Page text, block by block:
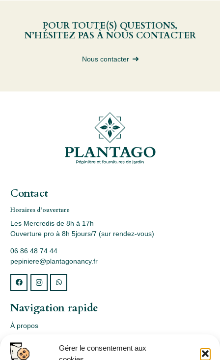
Gérer le consentement aux
POUR TOUTE(S) QUESTIONS,
N’HÉSITEZ PAS À NOUS CONTACTER
Nous contacter
Contact
Horaires d’ouverture
Les Mercredis de 8h à 17h
Ouverture pro à 8h 5jours/7 (sur rendez-vous)
06 86 48 74 44
pepiniere@plantagonancy.fr
Navigation rapide
À propos
Webshop
Nos produits